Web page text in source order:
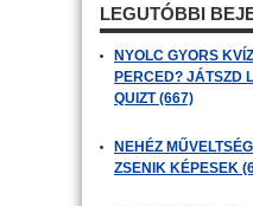
LEGUTÓBBI
NYOLC GYORS
PERCED? JÁTSZD
QUIZT (667)
NEHÉZ
ZSENIK KÉPESEK